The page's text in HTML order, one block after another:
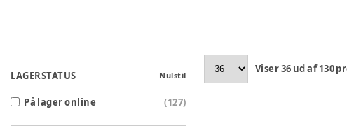
LAGERSTATUS Nulstil
På lager online (127)
Viser36 ud af 130